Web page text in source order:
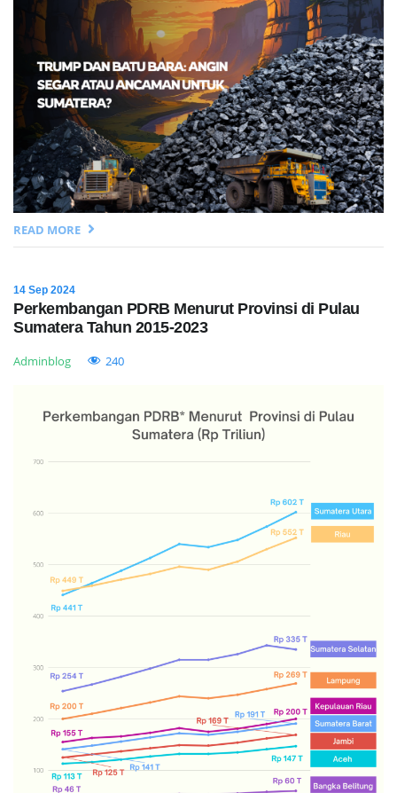
READ MORE
14 Sep 2024
Perkembangan PDRB Menurut Provinsi di Pulau
Sumatera Tahun 2015-2023
Adminblog 240